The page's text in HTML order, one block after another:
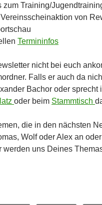
zum Training/
Vereinsscheinaktion von
Termininfos
nicht bei euch
Falls er auch da
Bachor oder sprecht
oder beim Stammtisch
die in den nächsten
Wolf oder Alex an
werden uns Deines